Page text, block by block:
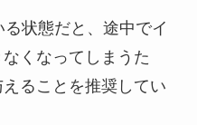
状態だと、途中でイ
くなってしまう た
ることを推奨してい